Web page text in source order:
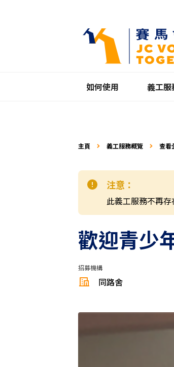
如何使用 義工服
主頁 義工服務概覽 查看
注意：
此義工服務不再存
歡迎青少
招募機構
同路舍